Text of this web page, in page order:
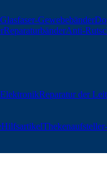
Glasfaser-Gewebebänder
ReparaturbänderAnti-
Reparatur der
Hilfsartikel